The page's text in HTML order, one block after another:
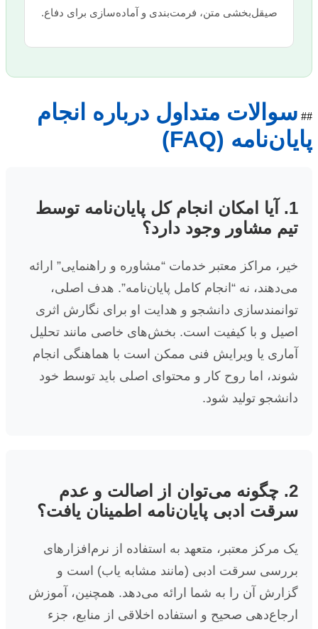
صیقل‌بخشی متن، فرمت‌بندی و آماده‌سازی برای دفاع.
## سوالات متداول درباره انجام
پایان‌نامه (FAQ)
1. آیا امکان انجام کل پایان‌نامه توسط
تیم مشاور وجود دارد؟
خیر، مراکز معتبر خدمات “مشاوره و راهنمایی” ارائه
می‌دهند، نه “انجام کامل پایان‌نامه”. هدف اصلی،
توانمندسازی دانشجو و هدایت او برای نگارش اثری
اصیل و با کیفیت است. بخش‌های خاصی مانند تحلیل
آماری یا ویرایش فنی ممکن است با هماهنگی انجام
شوند، اما روح کار و محتوای اصلی باید توسط خود
دانشجو تولید شود.
2. چگونه می‌توان از اصالت و عدم
سرقت ادبی پایان‌نامه اطمینان یافت؟
یک مرکز معتبر، متعهد به استفاده از نرم‌افزارهای
بررسی سرقت ادبی (مانند مشابه یاب) است و
گزارش آن را به شما ارائه می‌دهد. همچنین، آموزش
ارجاع‌دهی صحیح و استفاده اخلاقی از منابع، جزء